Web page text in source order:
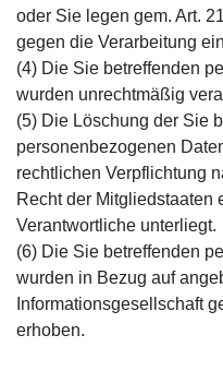
oder Sie legen gem. Art.
gegen die Verarbeitung
(4) Die Sie betreffenden
wurden unrechtmäßig
(5) Die Löschung der Sie
personenbezogenen
rechtlichen Verpflichtung
Recht der Mitgliedstaaten
Verantwortliche unterliegt.
(6) Die Sie betreffenden
wurden in Bezug auf
Informationsgesellschaft
erhoben.